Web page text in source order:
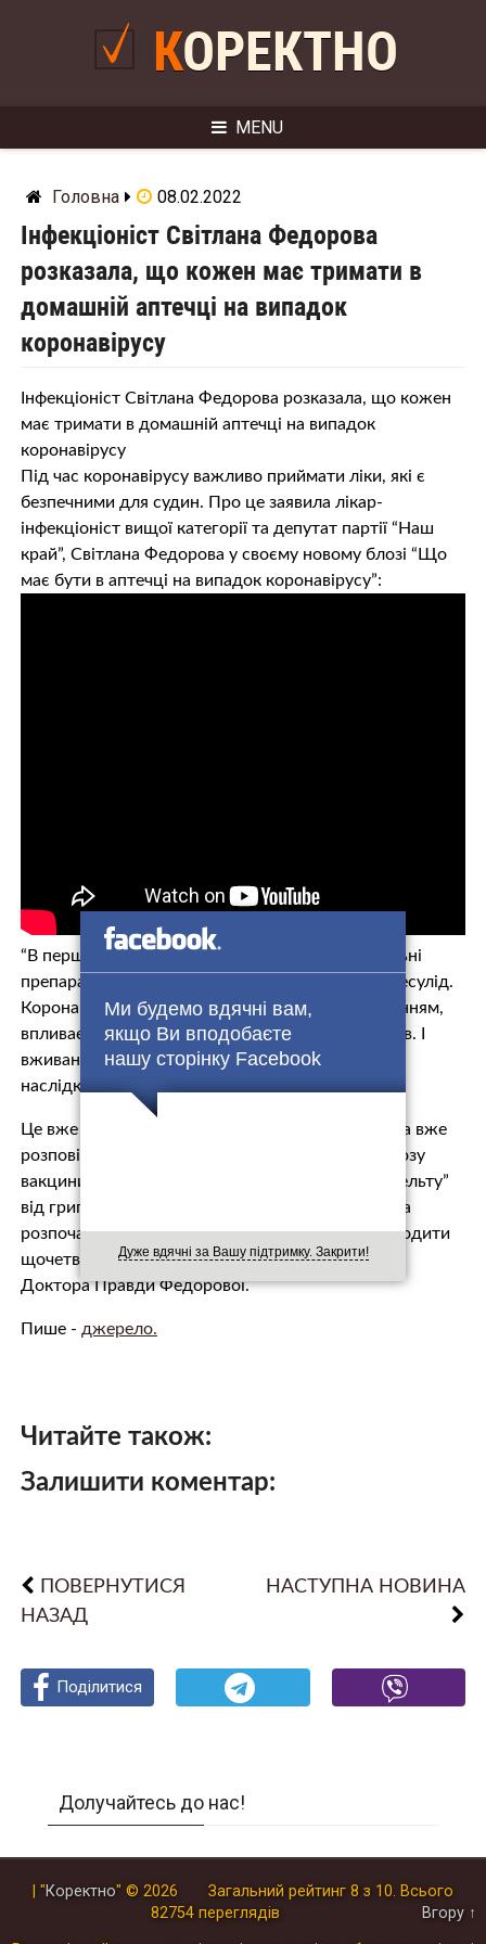
Ми будемо вдячні вам,
якщо Ви вподобаєте
нашу сторінку Facebook
Дуже вдячні за Вашу підтримку. Закрити!
КОРЕКТНО
MENU
Головна 08.02.2022
Інфекціоніст Світлана Федорова
розказала, що кожен має тримати в
домашній аптечці на випадок
коронавірусу
Інфекціоніст Світлана Федорова розказала, що кожен
має тримати в домашній аптечці на випадок
коронавірусу
Під час коронавірусу важливо приймати ліки, які є
безпечними для судин. Про це заявила лікар-
інфекціоніст вищої категорії та депутат партії “Наш
край”, Світлана Федорова у своєму новому блозі “Що
має бути в аптечці на випадок коронавірусу”:
“В першу чергу ми використовуємо протизапальні
препарати. Такі як парацетамол, ібупрофен, німесулід.
Коронавірус в тому числі сприяє тромбоутворенням,
впливає на стінки судин, веде до мікротромбозів. І
вживання неправильних ліків може мати тяжкі
наслідки для хворого”, – розповідає Федорова.
Це вже не перший відеоблог інфекціоніста. Вона вже
розповіла, кому не потрібно робити бустерну дозу
вакцини, а також як відрізнити “Омікрон” та “Дельту”
від грипу та простуди. Також Світлана Федорова
розпочала онлайн-консультаціі, які будуть проходити
щочетверга. Більше корисних порад на сторінці
Доктора Правди Федорової.
Пише - джерело.
Читайте також:
Залишити коментар:
ПОВЕРНУТИСЯ
НАЗАД
НАСТУПНА НОВИНА
Поділитися
Поділитися
Поділитися
Долучайтесь до нас!
| "Коректно" © 2026 Загальний рейтинг 8 з 10. Всього
82754 переглядів Вгору ↑